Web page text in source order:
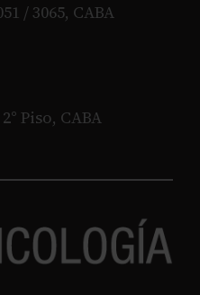
/ 3065, CABA
Piso, CABA